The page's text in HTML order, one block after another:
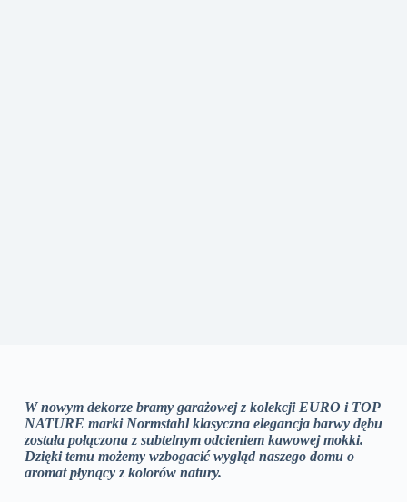
W nowym dekorze bramy garażowej z kolekcji EURO i TOP
NATURE marki Normstahl klasyczna elegancja barwy dębu
została połączona z subtelnym odcieniem kawowej mokki.
Dzięki temu możemy wzbogacić wygląd naszego domu o
aromat płynący z kolorów natury.